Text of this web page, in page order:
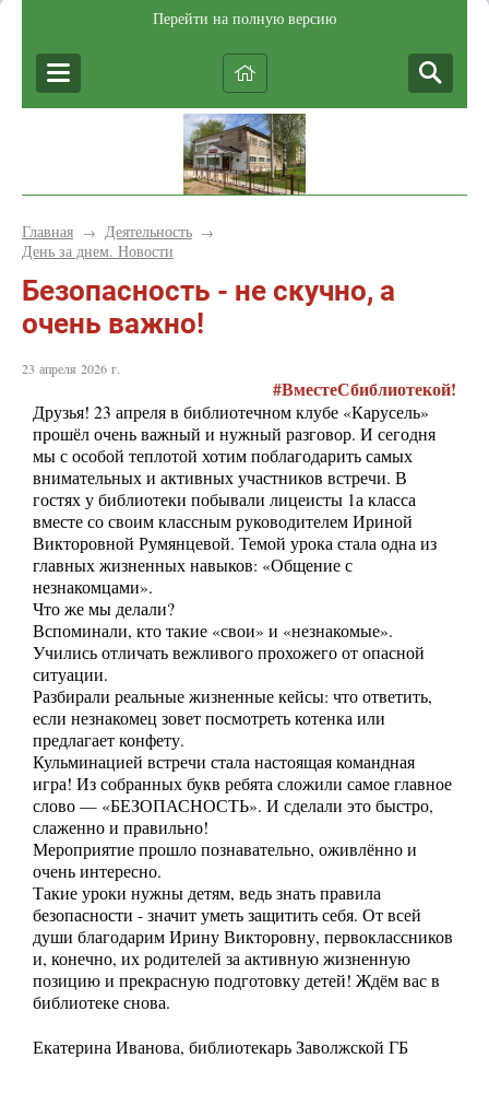
Перейти на полную версию
Главная → Деятельность →
День за днем. Новости
Безопасность - не скучно, а
очень важно!
23 апреля 2026 г.
#ВместеСбиблиотекой!
Друзья! 23 апреля в библиотечном клубе «Карусель»
прошёл очень важный и нужный разговор. И сегодня
мы с особой теплотой хотим поблагодарить самых
внимательных и активных участников встречи. В
гостях у библиотеки побывали лицеисты 1а класса
вместе со своим классным руководителем Ириной
Викторовной Румянцевой. Темой урока стала одна из
главных жизненных навыков: «Общение с
незнакомцами».
Что же мы делали?
Вспоминали, кто такие «свои» и «незнакомые».
Учились отличать вежливого прохожего от опасной
ситуации.
Разбирали реальные жизненные кейсы: что ответить,
если незнакомец зовет посмотреть котенка или
предлагает конфету.
Кульминацией встречи стала настоящая командная
игра! Из собранных букв ребята сложили самое главное
слово — «БЕЗОПАСНОСТЬ». И сделали это быстро,
слаженно и правильно!
Мероприятие прошло познавательно, оживлённо и
очень интересно.
Такие уроки нужны детям, ведь знать правила
безопасности - значит уметь защитить себя. От всей
души благодарим Ирину Викторовну, первоклассников
и, конечно, их родителей за активную жизненную
позицию и прекрасную подготовку детей! Ждём вас в
библиотеке снова.
Екатерина Иванова, библиотекарь Заволжской ГБ